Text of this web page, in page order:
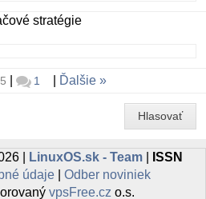
stratégie
1 Ďalšie
Hlasovať
| LinuxOS.sk - Team|
ISSN
údaje| Odber noviniek
vpsFree.cz o.s.